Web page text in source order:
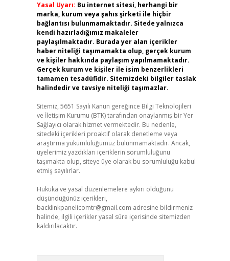
Yasal Uyarı: Bu internet sitesi, herhangi bir
marka, kurum veya şahıs şirketi ile hiçbir
bağlantısı bulunmamaktadır. Sitede yalnızca
kendi hazırladığımız makaleler
paylaşılmaktadır. Burada yer alan içerikler
haber niteliği taşımamakta olup, gerçek kurum
ve kişiler hakkında paylaşım yapılmamaktadır.
Gerçek kurum ve kişiler ile isim benzerlikleri
tamamen tesadüfidir. Sitemizdeki bilgiler taslak
halindedir ve tavsiye niteliği taşımazlar.
Sitemiz, 5651 Sayılı Kanun gereğince Bilgi Teknolojileri
ve İletişim Kurumu (BTK) tarafından onaylanmış bir Yer
Sağlayıcı olarak hizmet vermektedir. Bu nedenle,
sitedeki içerikleri proaktif olarak denetleme veya
araştırma yükümlülüğümüz bulunmamaktadır. Ancak,
üyelerimiz yazdıkları içeriklerin sorumluluğunu
taşımakta olup, siteye üye olarak bu sorumluluğu kabul
etmiş sayılırlar.
Hukuka ve yasal düzenlemelere aykırı olduğunu
düşündüğünüz içerikleri,
backlinkpanelicomtr@gmail.com adresine bildirmeniz
halinde, ilgili içerikler yasal süre içerisinde sitemizden
kaldırılacaktır.